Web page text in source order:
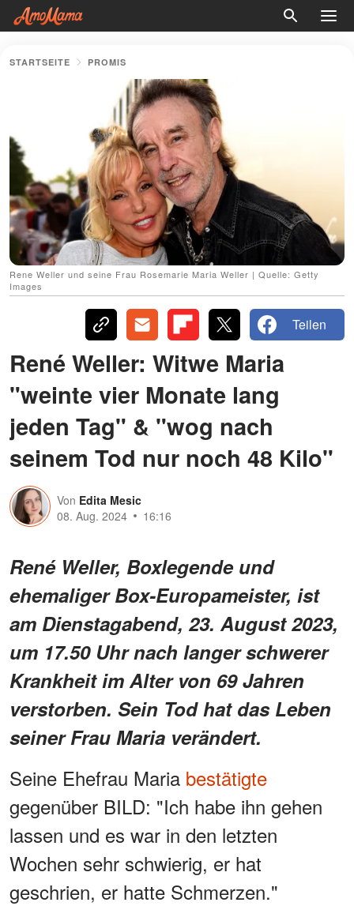
STARTSEITE PROMIS
Rene Weller und seine Frau Rosemarie Maria Weller | Quelle: Getty
Images
Teilen
René Weller: Witwe Maria
"weinte vier Monate lang
jeden Tag" & "wog nach
seinem Tod nur noch 48 Kilo"
Von Edita Mesic
08. Aug. 2024
16:16
René Weller, Boxlegende und
ehemaliger Box-Europameister, ist
am Dienstagabend, 23. August 2023,
um 17.50 Uhr nach langer schwerer
Krankheit im Alter von 69 Jahren
verstorben. Sein Tod hat das Leben
seiner Frau Maria verändert.
Seine Ehefrau Maria bestätigte
gegenüber BILD: "Ich habe ihn gehen
lassen und es war in den letzten
Wochen sehr schwierig, er hat
geschrien, er hatte Schmerzen."